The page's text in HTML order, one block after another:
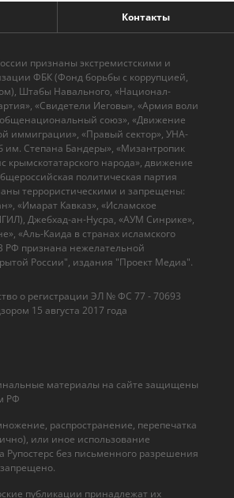
Контакты
материалы на сайте защищены
РФ
распространение, перепечатка
или иное использование
Рупостерс без письменного разрешения
публикации принадлежат их
о регистрации ЭЛ № ФС 77 - 70693
15 августа 2017 года
признаны экстремистскими и
ФБК (Фонд борьбы с коррупцией,
Штабы Навального, «Национал-
«Свидетели Иеговы», «Армия воли
общенациональный союз», «Движение
иммиграции», «Правый сектор», УНА-
им. Степана Бандеры», «Мизантропик
народа», движение
политическая партия
террористическими и запрещены:
«Имарат Кавказ», «Исламское
Джебхад-ан-Нусра, «АУМ Синрике»,
«Аль-Каида в странах исламского
РФ признана нежелательной
России", издания "Проект Медиа".